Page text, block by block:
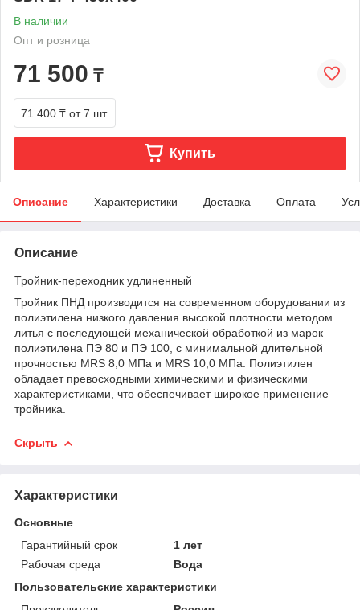
В наличии
Опт и розница
71 500 ₸
71 400 ₸ от 7 шт.
Купить
Описание Характеристики Доставка Оплата
Описание
Тройник-переходник удлиненный
Тройник ПНД производится на современном оборудовании из
полиэтилена низкого давления высокой плотности методом
литья с последующей механической обработкой из марок
полиэтилена ПЭ 80 и ПЭ 100, с минимальной длительной
прочностью MRS 8,0 МПа и MRS 10,0 МПа. Полиэтилен
обладает превосходными химическими и физическими
характеристиками, что обеспечивает широкое применение
тройника.
Скрыть
Характеристики
Основные
Гарантийный срок
1 лет
Рабочая среда
Вода
Пользовательские характеристики